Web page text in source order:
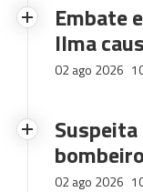
Embate
Ilma
02 ago 2026
02 ago 2026